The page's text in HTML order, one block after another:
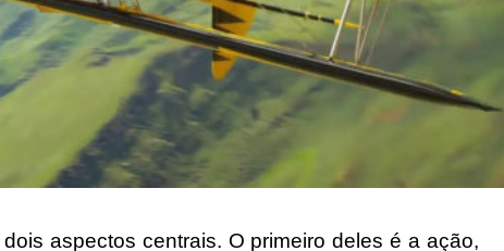
aspectos centrais. O primeiro deles é a ação,